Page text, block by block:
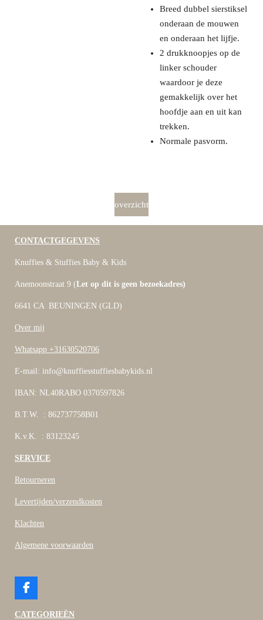
Breed dubbel sierstiksel
onderaan de mouwen
en onderaan het lijfje.
2 drukknoopjes op de
linker schouder
waardoor je deze
gemakkelijk over het
hoofdje aan en uit kan
trekken.
Normale pasvorm.
overzicht
CONTACTGEGEVENS
Knuffies & Stuffies Baby & Kids
Anemoonstraat 9 (Let op dit is geen bezoekadres)
6641 CA BEUNINGEN (GLD)
Over mij
Whatsapp +31630520706
E-mail: info@knuffiesstuffiesbabykids.nl
IBAN: NL40RABO 0370597826
B.T.W. : 862737758B01
K.v.K. : 83123245
SERVICE
Retourneren
Levertijden/verzendkosten
Klachten
Algemene voorwaarden
F
c
CATEGORIEËN